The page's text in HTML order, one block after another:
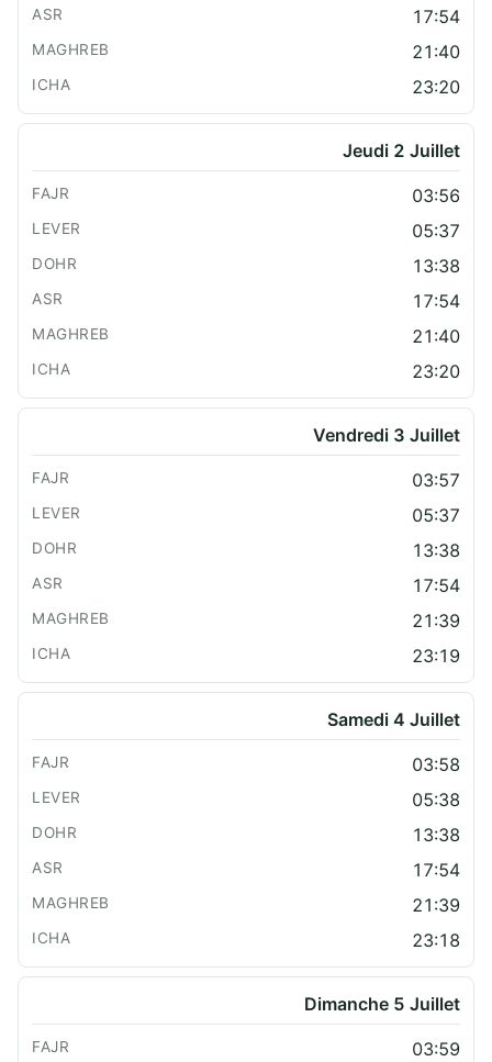
17:54
21:40
23:20
Jeudi 2 Juillet
03:56
05:37
13:38
17:54
21:40
23:20
Vendredi 3 Juillet
03:57
05:37
13:38
17:54
21:39
23:19
Samedi 4 Juillet
03:58
05:38
13:38
17:54
21:39
23:18
Dimanche 5 Juillet
03:59